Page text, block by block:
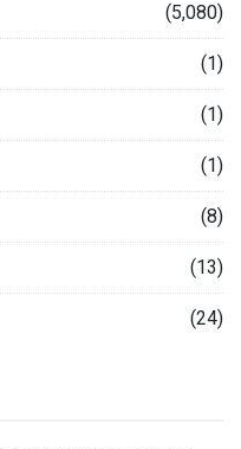
(5,080)
(1)
(1)
(1)
(8)
(13)
(24)